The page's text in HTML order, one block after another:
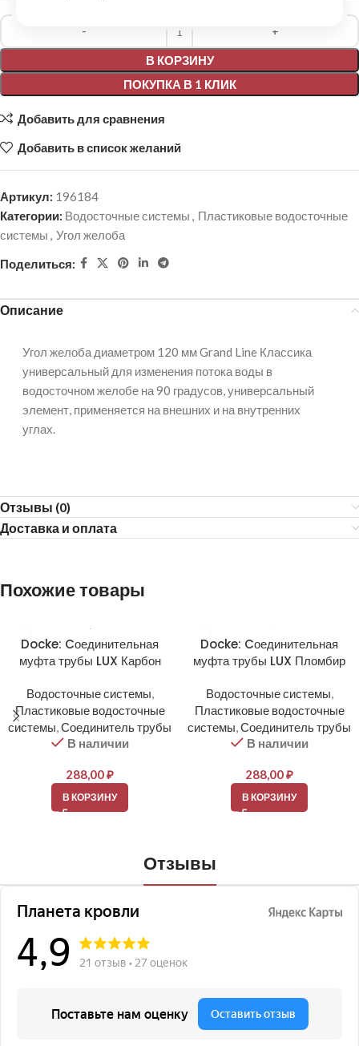
В КОРЗИНУ
ПОКУПКА В 1 КЛИК
Alternative:
Добавить для сравнения
Добавить в список желаний
Артикул: 196184
Категории: Водосточные системы , Пластиковые водосточные
системы , Угол желоба
Поделиться:
Описание
Угол желоба диаметром 120 мм Grand Line Классика
универсальный для изменения потока воды в
водосточном желобе на 90 градусов, универсальный
элемент, применяется на внешних и на внутренних
углах.
Отзывы (0)
Доставка и оплата
Похожие товары
Docke: Cоединительная
муфта трубы LUX Карбон
Водосточные системы,
Пластиковые водосточные
системы,Соединитель трубы
В наличии
288,00₽
В КОРЗИНУ
Docke: Cоединительная
муфта трубы LUX Пломбир
Водосточные системы,
Пластиковые водосточные
системы,Соединитель трубы
В наличии
288,00₽
В КОРЗИНУ
Отзывы